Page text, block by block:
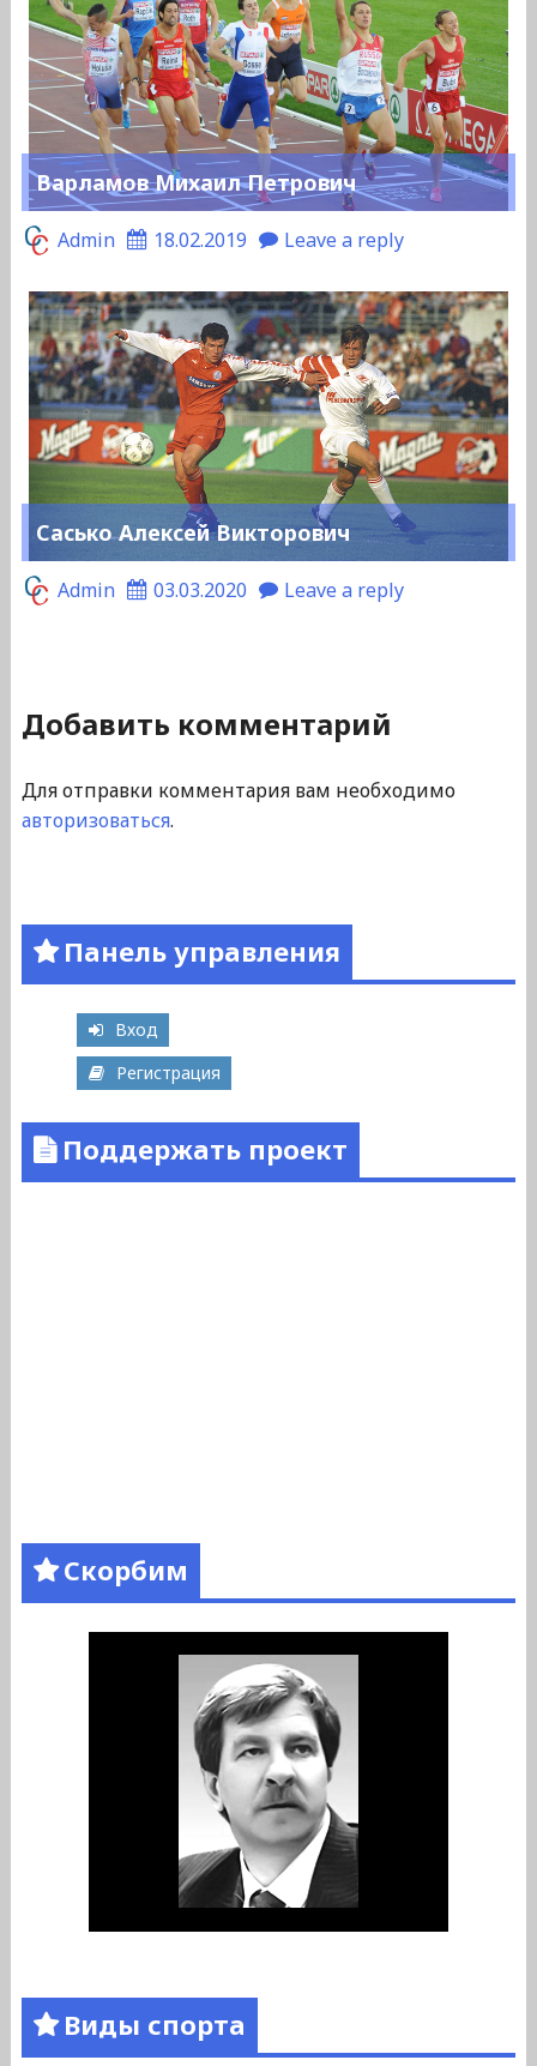
Варламов Михаил Петрович
Admin 18.02.2019 Leave a reply
Сасько Алексей Викторович
Admin 03.03.2020 Leave a reply
Добавить комментарий
Для отправки комментария вам необходимо
авторизоваться.
Панель управления
Вход
Регистрация
Поддержать проект
Скорбим
Виды спорта